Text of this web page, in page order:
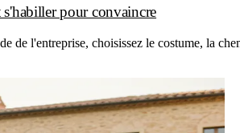
pour convaincre
de l'entreprise, choisissez le costume, la